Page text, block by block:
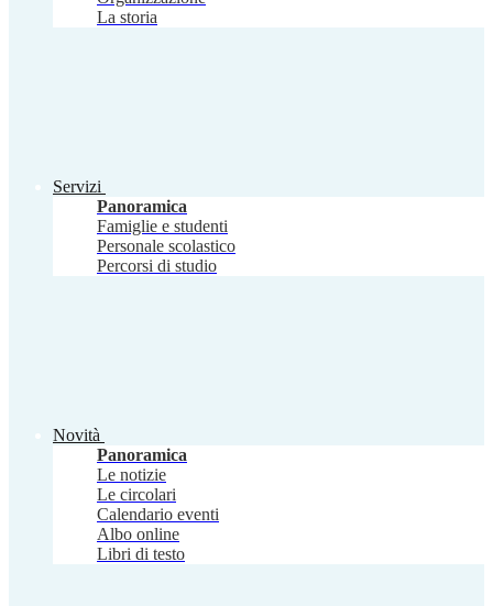
La storia
Servizi
Panoramica
Famiglie e studenti
Personale scolastico
Percorsi di studio
Novità
Panoramica
Le notizie
Le circolari
Calendario eventi
Albo online
Libri di testo